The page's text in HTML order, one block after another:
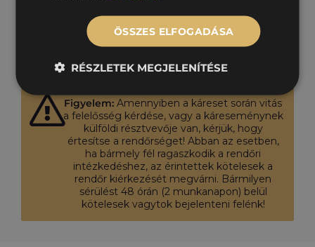
ÜGYINTÉZÉS ONLINE A MOL
MYCARIUS-ON
Figyelem: Amennyiben a káreset során vitás
a felelősség kérdése, vagy a káreseménynek
külföldi résztvevője van, kérjük, hogy
értesítse a rendőrséget! Abban az esetben,
ha bármely fél ragaszkodik a rendőri
intézkedéshez, az érintettek kötelesek a
rendőr kiérkezését megvárni. Bármilyen
sérülést 48 órán (2 munkanapon) belül
kötelesek vagytok bejelenteni felénk!
ÖSSZES ELFOGADÁSA
RÉSZLETEK MEGJELENÍTÉSE